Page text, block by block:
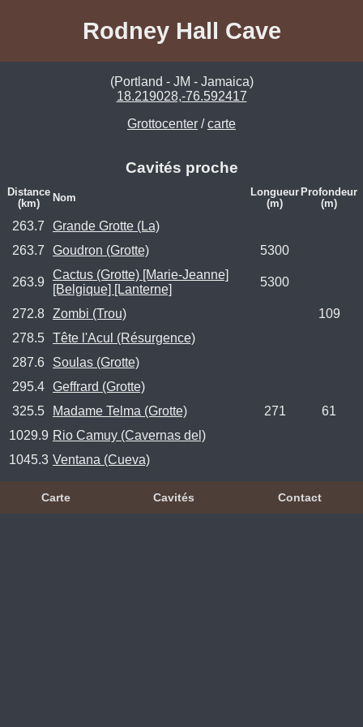
Rodney Hall Cave
(Portland - JM - Jamaica)
18.219028,-76.592417
Grottocenter /carte
Cavités proche
Distance
(km)
Nom
Longueur
(m)
Profondeur
(m)
263.7
Grande Grotte (La)
263.7
Goudron (Grotte) 5300
263.9
Cactus (Grotte) [Marie-Jeanne]
[Belgique] [Lanterne]
5300
272.8 Zombi (Trou)
109
278.5 Tête l'Acul (Résurgence)
287.6
Soulas (Grotte)
295.4 Geffrard (Grotte)
325.5
Madame Telma (Grotte) 271
61
1029.9 Rio Camuy (Cavernas del)
1045.3 Ventana (Cueva)
Carte Cavités Contact